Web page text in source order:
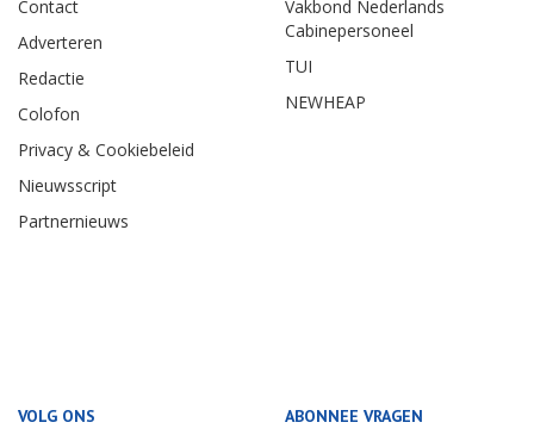
Contact
Adverteren
Redactie
Colofon
Privacy & Cookiebeleid
Nieuwsscript
Partnernieuws
Vakbond Nederlands
Cabinepersoneel
TUI
NEWHEAP
VOLG ONS ABONNEE VRAGEN